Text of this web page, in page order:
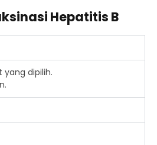
Hepatitis B
yang dipilih.